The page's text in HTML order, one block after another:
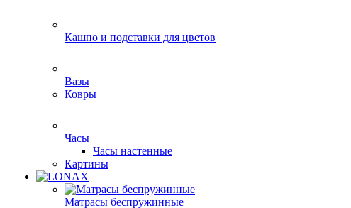
Кашпо и подставки для цветов
Вазы
Ковры
Часы
Часы настенные
Картины
Матрасы беспружинные